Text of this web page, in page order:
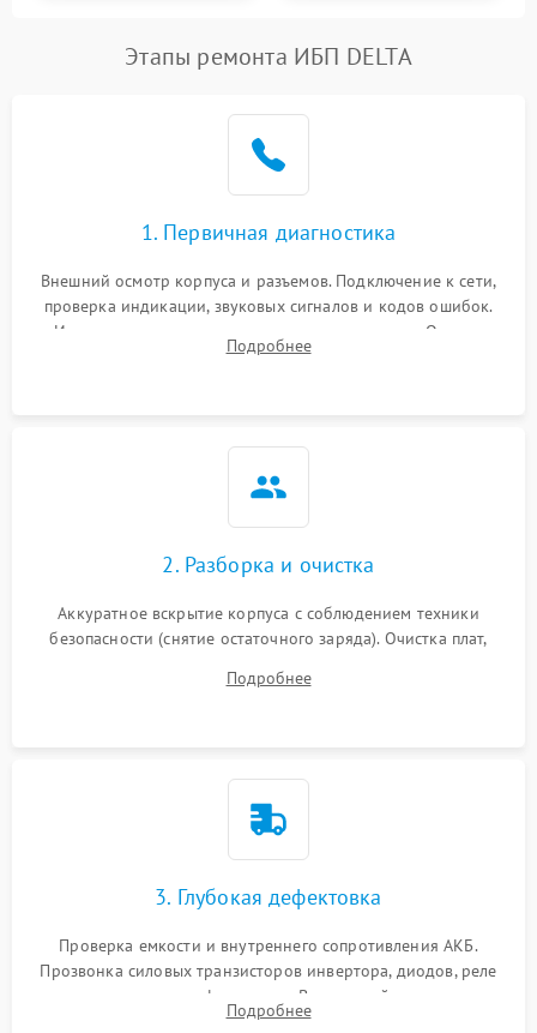
Этапы ремонта ИБП DELTA
1. Первичная диагностика
Внешний осмотр корпуса и разъемов. Подключение к сети,
проверка индикации, звуковых сигналов и кодов ошибок.
Измерение входного и выходного напряжения. Оценка
реакции ИБП на отключение основного питания без
Подробнее
2. Разборка и очистка
Аккуратное вскрытие корпуса с соблюдением техники
безопасности (снятие остаточного заряда). Очистка плат,
и кистей для предотвращения перегрева и замыканий.
Подробнее
3. Глубокая дефектовка
Проверка емкости и внутреннего сопротивления АКБ.
Прозвонка силовых транзисторов инвертора, диодов, реле
переключения и трансформатора. Визуальный поиск вздутых
конденсаторов и прогаров на печатной плате.
Подробнее